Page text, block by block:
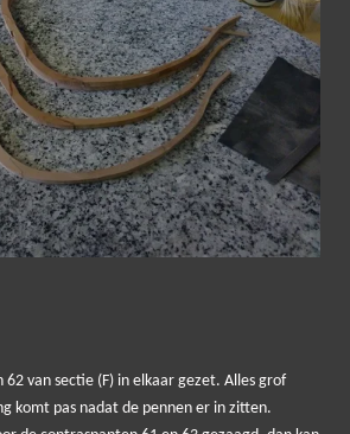
62 van sectie (F) in elkaar gezet. Alles grof
komt pas nadat de pennen er in zitten.